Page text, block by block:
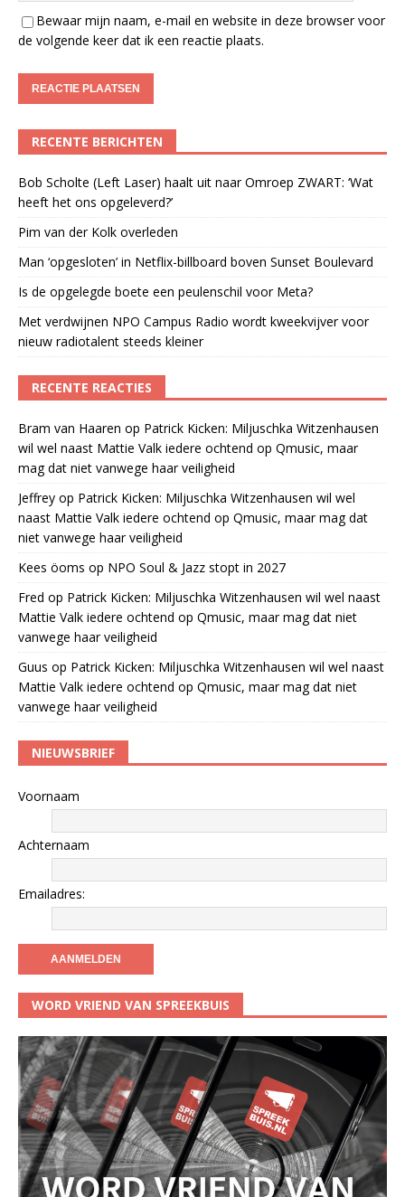
Bewaar mijn naam, e-mail en website in deze browser voor
de volgende keer dat ik een reactie plaats.
RECENTE BERICHTEN
Bob Scholte (Left Laser) haalt uit naar Omroep ZWART: ‘Wat
heeft het ons opgeleverd?’
Pim van der Kolk overleden
Man ‘opgesloten’ in Netflix-billboard boven Sunset Boulevard
Is de opgelegde boete een peulenschil voor Meta?
Met verdwijnen NPO Campus Radio wordt kweekvijver voor
nieuw radiotalent steeds kleiner
RECENTE REACTIES
Bram van Haaren op Patrick Kicken: Miljuschka Witzenhausen
wil wel naast Mattie Valk iedere ochtend op Qmusic, maar
mag dat niet vanwege haar veiligheid
Jeffrey op Patrick Kicken: Miljuschka Witzenhausen wil wel
naast Mattie Valk iedere ochtend op Qmusic, maar mag dat
niet vanwege haar veiligheid
Kees öoms op NPO Soul & Jazz stopt in 2027
Fred op Patrick Kicken: Miljuschka Witzenhausen wil wel naast
Mattie Valk iedere ochtend op Qmusic, maar mag dat niet
vanwege haar veiligheid
Guus op Patrick Kicken: Miljuschka Witzenhausen wil wel naast
Mattie Valk iedere ochtend op Qmusic, maar mag dat niet
vanwege haar veiligheid
NIEUWSBRIEF
Voornaam
Achternaam
Emailadres:
WORD VRIEND VAN SPREEKBUIS